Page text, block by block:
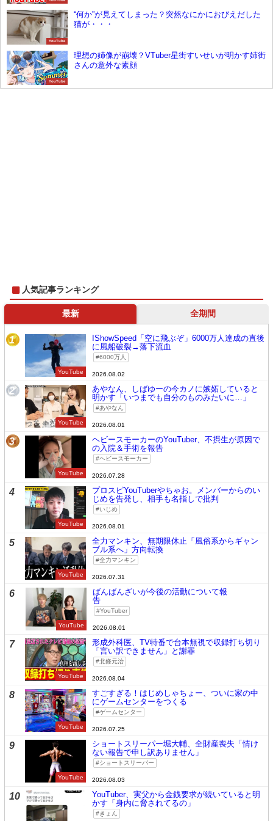
YouTube
“何か”が見えてしまった？突然なにかにおびえだした
猫が・・・
YouTube
理想の姉像が崩壊？VTuber星街すいせいが明かす姉街
さんの意外な素顔
人気記事ランキング
最新 全期間
1
YouTube
IShowSpeed「空に飛ぶぞ」6000万人達成の直後
に風船破裂→落下流血
6000万人
2026.08.02
2
YouTube
あやなん、しばゆーの今カノに嫉妬していると
明かす「いつまでも自分のものみたいに…」
あやなん
2026.08.01
3
YouTube
ヘビースモーカーのYouTuber、不摂生が原因で
の入院＆手術を報告
ヘビースモーカー
2026.07.28
4
YouTube
プロスピYouTuberやちゃお。メンバーからのい
じめを告発し、相手も名指しで批判
いじめ
2026.08.01
5
YouTube
全力マンキン、無期限休止「風俗系からギャン
ブル系へ」方向転換
全力マンキン
2026.07.31
6
YouTube
ばんばんざいが今後の活動について報
告
YouTuber
2026.08.01
7
YouTube
形成外科医、TV特番で台本無視で収録打ち切り
「言い訳できません」と謝罪
北條元治
2026.08.04
8
YouTube
すごすぎる！はじめしゃちょー、ついに家の中
にゲームセンターをつくる
ゲームセンター
2026.07.25
9
YouTube
ショートスリーパー堀大輔、全財産喪失「情け
ない報告で申し訳ありません」
ショートスリーパー
2026.08.03
10
YouTuber、実父から金銭要求が続いていると明
かす「身内に脅されてるの」
きょん